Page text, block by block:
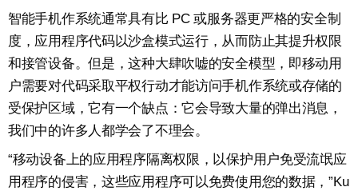
智能手机作系统通常具有比 PC 或服务器更严格的安全制
度，应用程序代码以沙盒模式运行，从而防止其提升权限
和接管设备。但是，这种大肆吹嘘的安全模型，即移动用
户需要对代码采取平权行动才能访问手机作系统或存储的
受保护区域，它有一个缺点：它会导致大量的弹出消息，
我们中的许多人都学会了不理会。
“移动设备上的应用程序隔离权限，以保护用户免受流氓应
用程序的侵害，这些应用程序可以免费使用您的数据，”Ku